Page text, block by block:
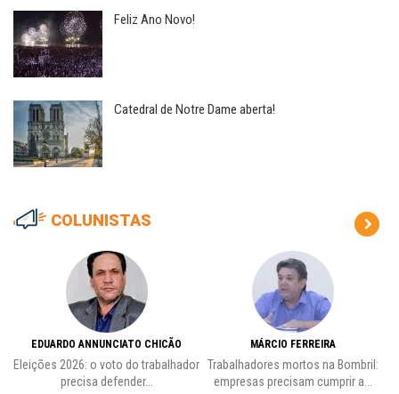
Feliz Ano Novo!
Catedral de Notre Dame aberta!
COLUNISTAS
EDUARDO ANNUNCIATO CHICÃO
Eleições 2026: o voto do trabalhador
precisa defender...
MÁRCIO FERREIRA
Trabalhadores mortos na Bombril:
empresas precisam cumprir a...